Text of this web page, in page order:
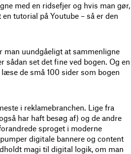
med en ridsefjer og hvis man gør,
tutorial på Youtube – så er den
man uundgåeligt at sammenligne
sådan set det fine ved bogen. Og en
de små 100 sider som bogen
i reklamebranchen. Lige fra
har haft besøg af) og de andre
sproget i moderne
digitale bannere og content
magi til digital logik, om man